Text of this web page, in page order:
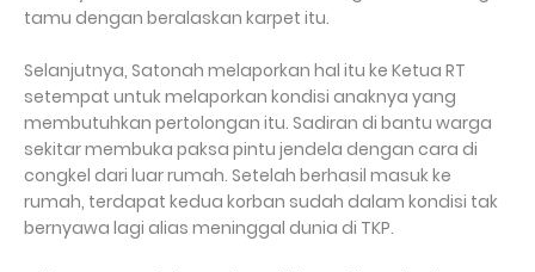
tamu dengan beralaskan karpet itu.
Selanjutnya, Satonah melaporkan hal itu ke Ketua RT
setempat untuk melaporkan kondisi anaknya yang
membutuhkan pertolongan itu. Sadiran di bantu warga
sekitar membuka paksa pintu jendela dengan cara di
congkel dari luar rumah. Setelah berhasil masuk ke
rumah, terdapat kedua korban sudah dalam kondisi tak
bernyawa lagi alias meninggal dunia di TKP.